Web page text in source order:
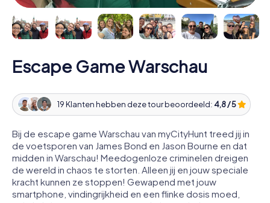
Escape Game Warschau
19 Klanten hebben deze tour beoordeeld: 4,8 / 5
Bij de escape game Warschau van myCityHunt treed jij in
de voetsporen van James Bond en Jason Bourne en dat
midden in Warschau! Meedogenloze criminelen dreigen
de wereld in chaos te storten. Alleen jij en jouw speciale
kracht kunnen ze stoppen! Gewapend met jouw
smartphone, vindingrijkheid en een flinke dosis moed,